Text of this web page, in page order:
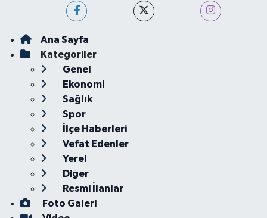
Ana Sayfa
Kategoriler
Genel
Ekonomi
Sağlık
Spor
İlçe Haberleri
Vefat Edenler
Yerel
Diğer
Resmi İlanlar
Foto Galeri